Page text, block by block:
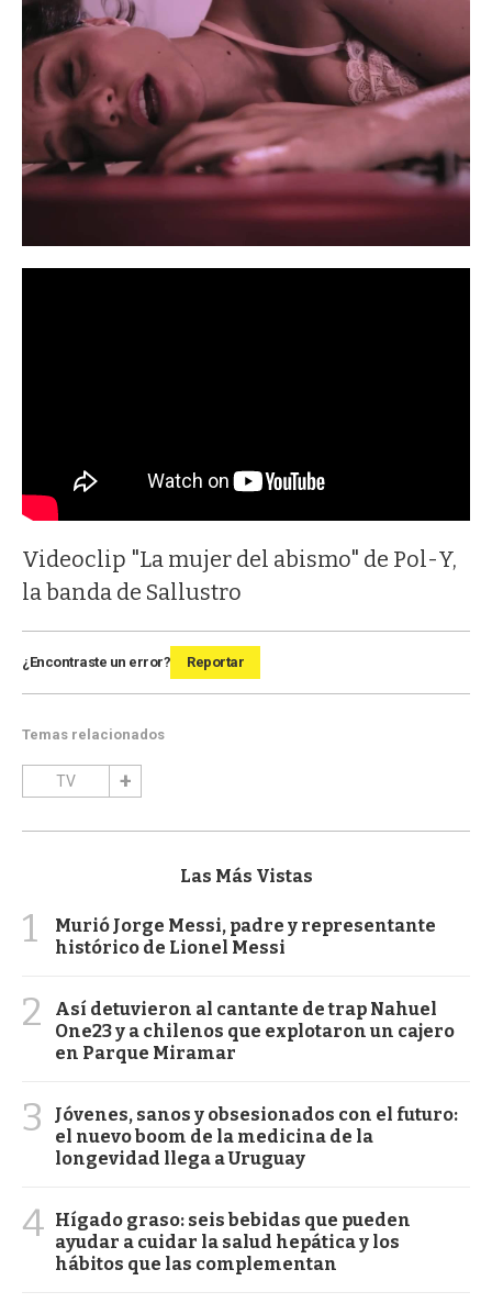
Videoclip "La mujer del abismo" de Pol-Y,
la banda de Sallustro
¿Encontraste un error? Reportar
Temas relacionados
TV
Las Más Vistas
1
Murió Jorge Messi, padre y representante
histórico de Lionel Messi
2
Así detuvieron al cantante de trap Nahuel
One23 y a chilenos que explotaron un cajero
en Parque Miramar
3
Jóvenes, sanos y obsesionados con el futuro:
el nuevo boom de la medicina de la
longevidad llega a Uruguay
4 Hígado graso: seis bebidas que pueden
ayudar a cuidar la salud hepática y los
hábitos que las complementan